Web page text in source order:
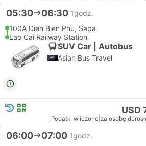
05:30 06:30 1godz.
100A Dien Bien Phu, Sapa
Lao Cai Railway Station
SUV Car | Autobus
Asian Bus Travel
USD
Podatki wliczone za osobę
06:00 07:00 1godz.